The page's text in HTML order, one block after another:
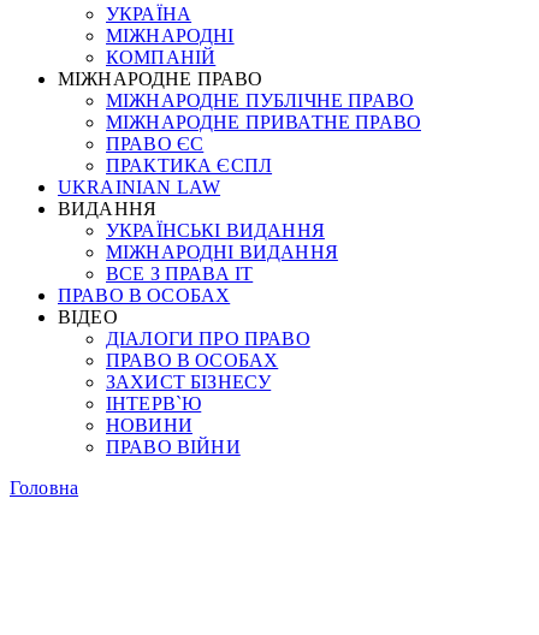
УКРАЇНА
МІЖНАРОДНІ
КОМПАНІЙ
МІЖНАРОДНЕ ПРАВО
МІЖНАРОДНЕ ПУБЛІЧНЕ ПРАВО
МІЖНАРОДНЕ ПРИВАТНЕ ПРАВО
ПРАВО ЄС
ПРАКТИКА ЄСПЛ
UKRAINIAN LAW
ВИДАННЯ
УКРАЇНСЬКІ ВИДАННЯ
МІЖНАРОДНІ ВИДАННЯ
ВСЕ З ПРАВА ІТ
ПРАВО В ОСОБАХ
ВІДЕО
ДІАЛОГИ ПРО ПРАВО
ПРАВО В ОСОБАХ
ЗАХИСТ БІЗНЕСУ
ІНТЕРВ`Ю
НОВИНИ
ПРАВО ВІЙНИ
Головна